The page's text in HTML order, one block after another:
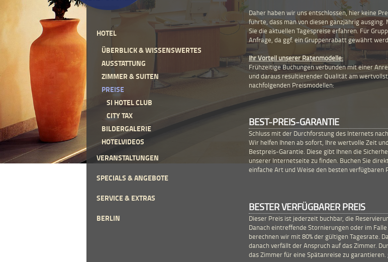
HOTEL
ÜBERBLICK & WISSENSWERTES
AUSSTATTUNG
ZIMMER & SUITEN
PREISE
SI HOTEL CLUB
CITY TAX
BILDERGALERIE
HOTELVIDEOS
VERANSTALTUNGEN
SPECIALS & ANGEBOTE
SERVICE & EXTRAS
BERLIN
Daher haben wir uns entschlossen, hier keine
führte, dass man von diesen ganzjährig
Sie die aktuellen Tagespreise erfahren. Für
Anfrage, da ggf. ein Gruppenrabatt gewährt
Ihr Vorteil unserer Ratenmodelle:
Frühzeitige Buchungen verbunden mit einer
und daraus resultierender Qualität am
nachfolgenden Preismodellen:
BEST-PREIS-GARANTIE
Schluss mit der Durchforstung des Internets
Wir helfen Ihnen ab sofort, Ihre wertvolle Zeit
Bestpreis-Garantie. Diese gibt Ihnen die
unserer Internetseite zu finden. Buchen Sie
einfache Art und Weise den besten verfügbaren
BESTER VERFÜGBARER PREIS
Dieser Preis ist jederzeit buchbar, die
Danach eintreffende Stornierungen oder im
berechnen wir mit 80% der gültigen Tagesrate.
danach verfällt der Anspruch auf das Zimmer.
das Zimmer für eine Spätanreise zu garantieren.